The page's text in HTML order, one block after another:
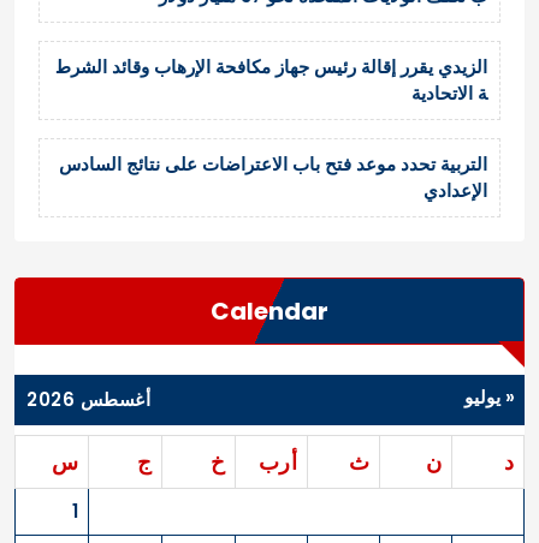
الزيدي يقرر إقالة رئيس جهاز مكافحة الإرهاب وقائد الشرط
ة الاتحادية
التربية تحدد موعد فتح باب الاعتراضات على نتائج السادس
الإعدادي
Calendar
أغسطس 2026
د ن ث أرب خ ج س
1
« يوليو